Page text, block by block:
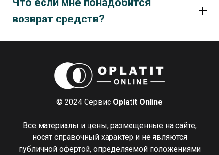
Что если мне понадобится
возврат средств?
© 2024 Сервис Oplatit Online
Все материалы и цены, размещенные на сайте,
носят справочный характер и не являются
публичной офертой, определяемой положениями